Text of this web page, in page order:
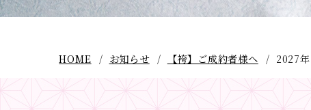
HOME お知らせ 【袴】ご成約者様へ 2027